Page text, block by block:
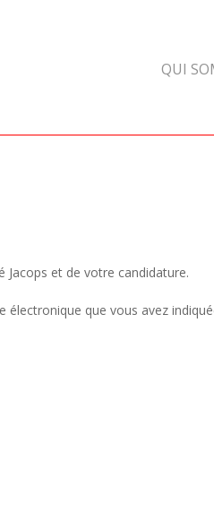
QUI
et de votre candidature.
électronique que vous avez